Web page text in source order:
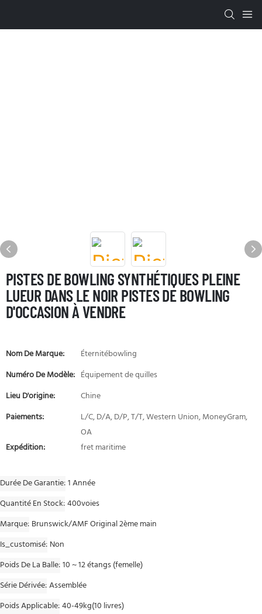
PISTES DE BOWLING SYNTHÉTIQUES PLEINE
LUEUR DANS LE NOIR PISTES DE BOWLING
D'OCCASION À VENDRE
Nom De Marque:
Éternitébowling
Numéro De Modèle: Équipement de quilles
Lieu D'origine:
Chine
Paiements:
L/C, D/A, D/P, T/T, Western Union, MoneyGram,
OA
Expédition:
fret maritime
Durée De Garantie 1 Année
Quantité En Stock 400voies
Marque Brunswick/AMF Original 2ème main
Is_customisé Non
Poids De La Balle 10 ~ 12 étangs (femelle)
Série Dérivée Assemblée
Poids Applicable 40-49kg(10 livres)